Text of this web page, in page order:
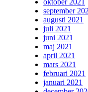
oktober 2021
september
augusti 2021
juli 2021
juni 2021
maj 2021
april 2021
mars 2021
februari 2021
januari 2021